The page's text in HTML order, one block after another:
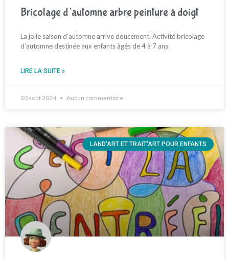
Bricolage d’automne arbre peinture à doigt
La jolie saison d’automne arrive doucement. Activité bricolage
d’automne destinée aux enfants âgés de 4 à 7 ans.
LIRE LA SUITE »
30 août 2024 Aucun commentaire
LAND'ART ET TRAIT'ART POUR ENFANTS